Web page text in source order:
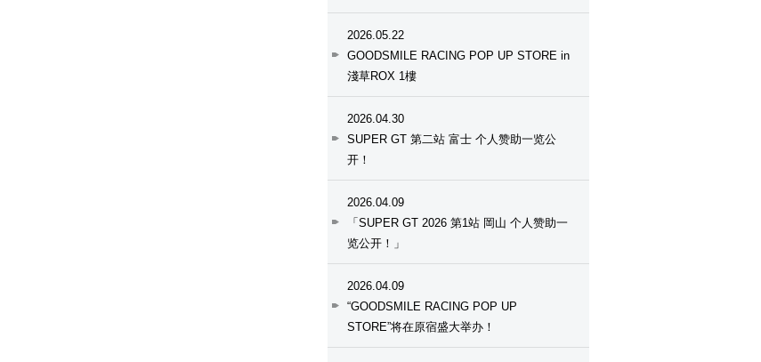
2026.05.22
GOODSMILE RACING POP UP STORE in
淺草ROX 1樓
2026.04.30
SUPER GT 第二站 富士 个人赞助一览公
开！
2026.04.09
「SUPER GT 2026 第1站 岡山 个人赞助一
览公开！」
2026.04.09
“GOODSMILE RACING POP UP
STORE”将在原宿盛大举办！